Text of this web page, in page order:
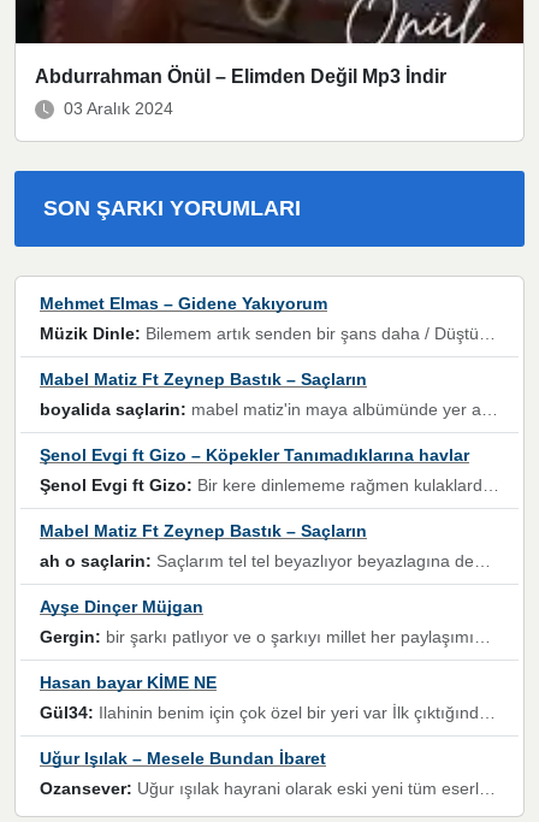
Abdurrahman Önül – Elimden Değil Mp3 İndir
03 Aralık 2024
SON ŞARKI YORUMLARI
Mehmet Elmas – Gidene Yakıyorum
Müzik Dinle: Bilemem artık senden bir şans daha / Düştüğün zaman ben olmayacağım yanında” dizeleri, artık geçmişin tekrarına izin verilmeyeceğini, kişisel sınırların çizildiğini gösteriyor.
Mabel Matiz Ft Zeynep Bastık – Saçların
boyalida saçlarin: mabel matiz'in maya albümünde yer alan güzellerden. parça da şarkı hani! müzikal altyapısına vurulduğum, sözlerinde kaybolduğum bir parça olmuş.
Şenol Evgi ft Gizo – Köpekler Tanımadıklarına havlar
Şenol Evgi ft Gizo: Bir kere dinlememe rağmen kulaklardan gitmiyor sen sen sen sen kurban ol sen sen sen sen hayran ol yükses ses müzik dinleme sebebisiniz canlar bomba gibi patladınız maşallah
Mabel Matiz Ft Zeynep Bastık – Saçların
ah o saçlarin: Saçlarım tel tel beyazlıyor beyazlagına degil yanımda sen yoksun ona üzülüyorum günler bir bir geçiyor geçen günlere değil sensiz geçen günlere darılıyorum,Dinledikce asla kavusamayacagim ama asla unutamicagim sevdiğim adam için yanar içim
Ayşe Dinçer Müjgan
Gergin: bir şarkı patlıyor ve o şarkıyı millet her paylaşımın altına koyuyor ve öyle bir durum hal alıyor ki şarkıyı dinlemeden şarkıdan bikıyorsun Ama bu enteresan bir şekilde dillere dolanıyor millet olarak seviyoruz dertlerle boğuşurken bir yandan da göbek atmayi))) diyeceklerim bu kadar güzel hoş bir sayfa emeğinize sağlık arkadaşlar kolay gelsin
Hasan bayar KİME NE
Gül34: Ilahinin benim için çok özel bir yeri var İlk çıktığında komşum ne kadar yüksek sesle dinliyorsa orada duymuştum ve YouTube'dan aratıp Bu ilahiyi bulmuştum ve sonra müdavimi oldum günlük Ben de 3-5 kere dinleyip ezberleyip artık ilahiye bende eşlik ediyorum yüksek sesle Allah razı olsun hizmet nimettir Rabbim sizin zahmetlerinize de hayırlı nimetler versin Selam ve dua ile Allah'a emanet olun
Uğur Işılak – Mesele Bundan İbaret
Ozansever: Uğur ışılak hayrani olarak eski yeni tüm eserlerini keyifle huzurla dinleyenlerden birisiyim, emeğine saygı duyan gönül veren bunu en güzel şekilde sevenlerine ulaştıran siz değerli sayfa yöneticilerine de teşekkür ederim